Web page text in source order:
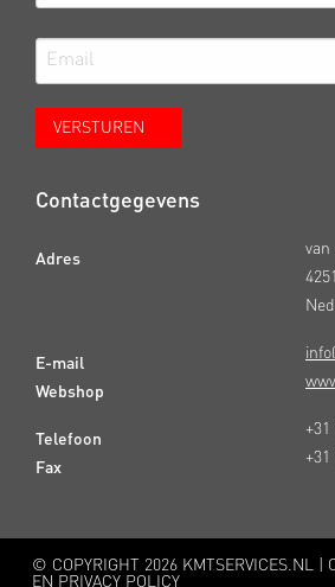
Contactgegevens
Adres
E-mail
Webshop
Telefoon
Fax
van
+31
+31
© COPYRIGHT 2026 KMTSERVICES.NL |
EN PRIVACY POLICY